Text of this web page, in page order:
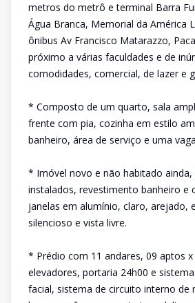
metros do metrô e terminal Barra
Água Branca, Memorial da América
ônibus Av Francisco Matarazzo,
próximo a várias faculdades e de
comodidades, comercial, de lazer e
* Composto de um quarto, sala
frente com pia, cozinha em estilo
banheiro, área de serviço e uma
* Imóvel novo e não habitado
instalados, revestimento banheiro e
janelas em alumínio, claro, arejado,
silencioso e vista livre.
* Prédio com 11 andares, 09 aptos
elevadores, portaria 24h00 e
facial, sistema de circuito interno